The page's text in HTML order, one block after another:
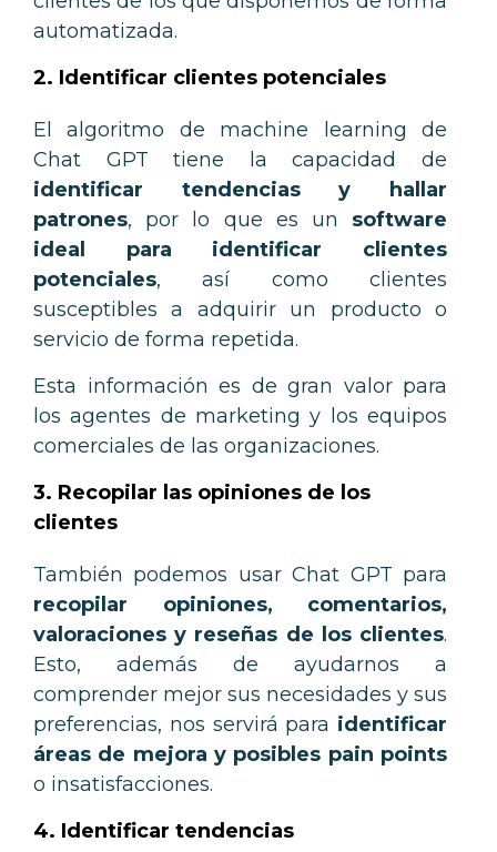
automatizada.
2. Identificar clientes potenciales
El algoritmo de machine learning de
Chat GPT tiene la capacidad de
identificar tendencias y hallar
patrones, por lo que es un software
ideal para identificar clientes
potenciales, así como clientes
susceptibles a adquirir un producto o
servicio de forma repetida.
Esta información es de gran valor para
los agentes de marketing y los equipos
comerciales de las organizaciones.
3. Recopilar las opiniones de los
clientes
También podemos usar Chat GPT para
recopilar opiniones, comentarios,
valoraciones y reseñas de los clientes.
Esto, además de ayudarnos a
comprender mejor sus necesidades y sus
preferencias, nos servirá para identificar
áreas de mejora y posibles pain points
o insatisfacciones.
4. Identificar tendencias